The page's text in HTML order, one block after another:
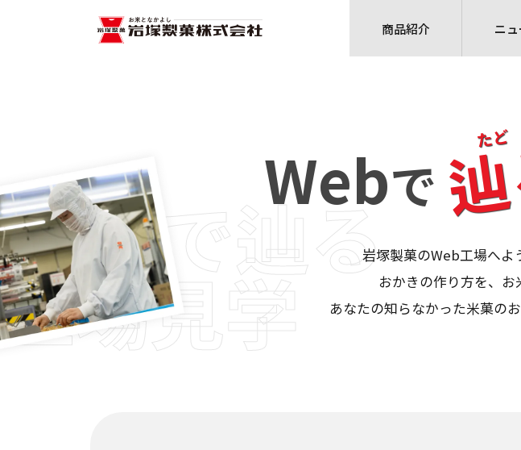
商品紹介 ニュ
Webで辿る
工場見学
Webで
岩塚製菓のWeb工場へよ
おかきの作り方を、 お
あなたの知らなかった米菓の